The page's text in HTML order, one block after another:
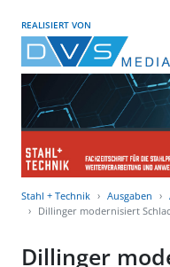
REALISIERT VON
Stahl + Technik Ausgaben
Dillinger modernisiert
Dillinger